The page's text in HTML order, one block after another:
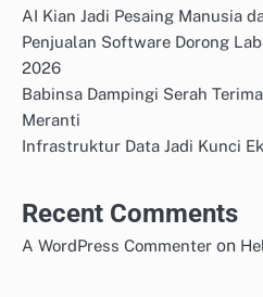
AI Kian Jadi Pesaing Manusia
Penjualan Software Dorong
2026
Babinsa Dampingi Serah
Meranti
Infrastruktur Data Jadi Kunci
Recent Comments
A WordPress Commenter on